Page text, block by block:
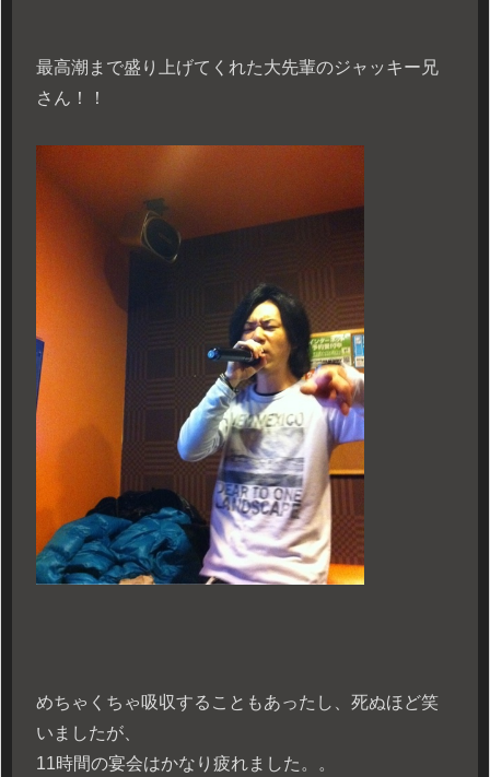
最高潮まで盛り上げてくれた大先輩のジャッキー兄
さん！！
めちゃくちゃ吸収することもあったし、死ぬほど笑
いましたが、
11時間の宴会はかなり疲れました。。